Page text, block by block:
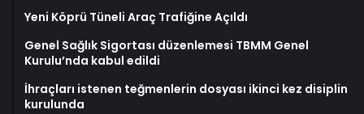
Yeni Köprü Tüneli Araç Trafiğine Açıldı
Genel Sağlık Sigortası düzenlemesi TBMM Genel
Kurulu’nda kabul edildi
İhraçları istenen teğmenlerin dosyası ikinci kez disiplin
kurulunda